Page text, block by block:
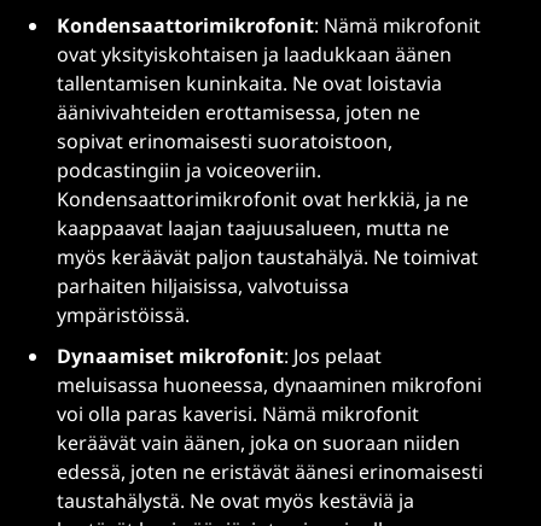
Kondensaattorimikrofonit: Nämä mikrofonit
ovat yksityiskohtaisen ja laadukkaan äänen
tallentamisen kuninkaita. Ne ovat loistavia
äänivivahteiden erottamisessa, joten ne
sopivat erinomaisesti suoratoistoon,
podcastingiin ja voiceoveriin.
Kondensaattorimikrofonit ovat herkkiä, ja ne
kaappaavat laajan taajuusalueen, mutta ne
myös keräävät paljon taustahälyä. Ne toimivat
parhaiten hiljaisissa, valvotuissa
ympäristöissä.
Dynaamiset mikrofonit: Jos pelaat
meluisassa huoneessa, dynaaminen mikrofoni
voi olla paras kaverisi. Nämä mikrofonit
keräävät vain äänen, joka on suoraan niiden
edessä, joten ne eristävät äänesi erinomaisesti
taustahälystä. Ne ovat myös kestäviä ja